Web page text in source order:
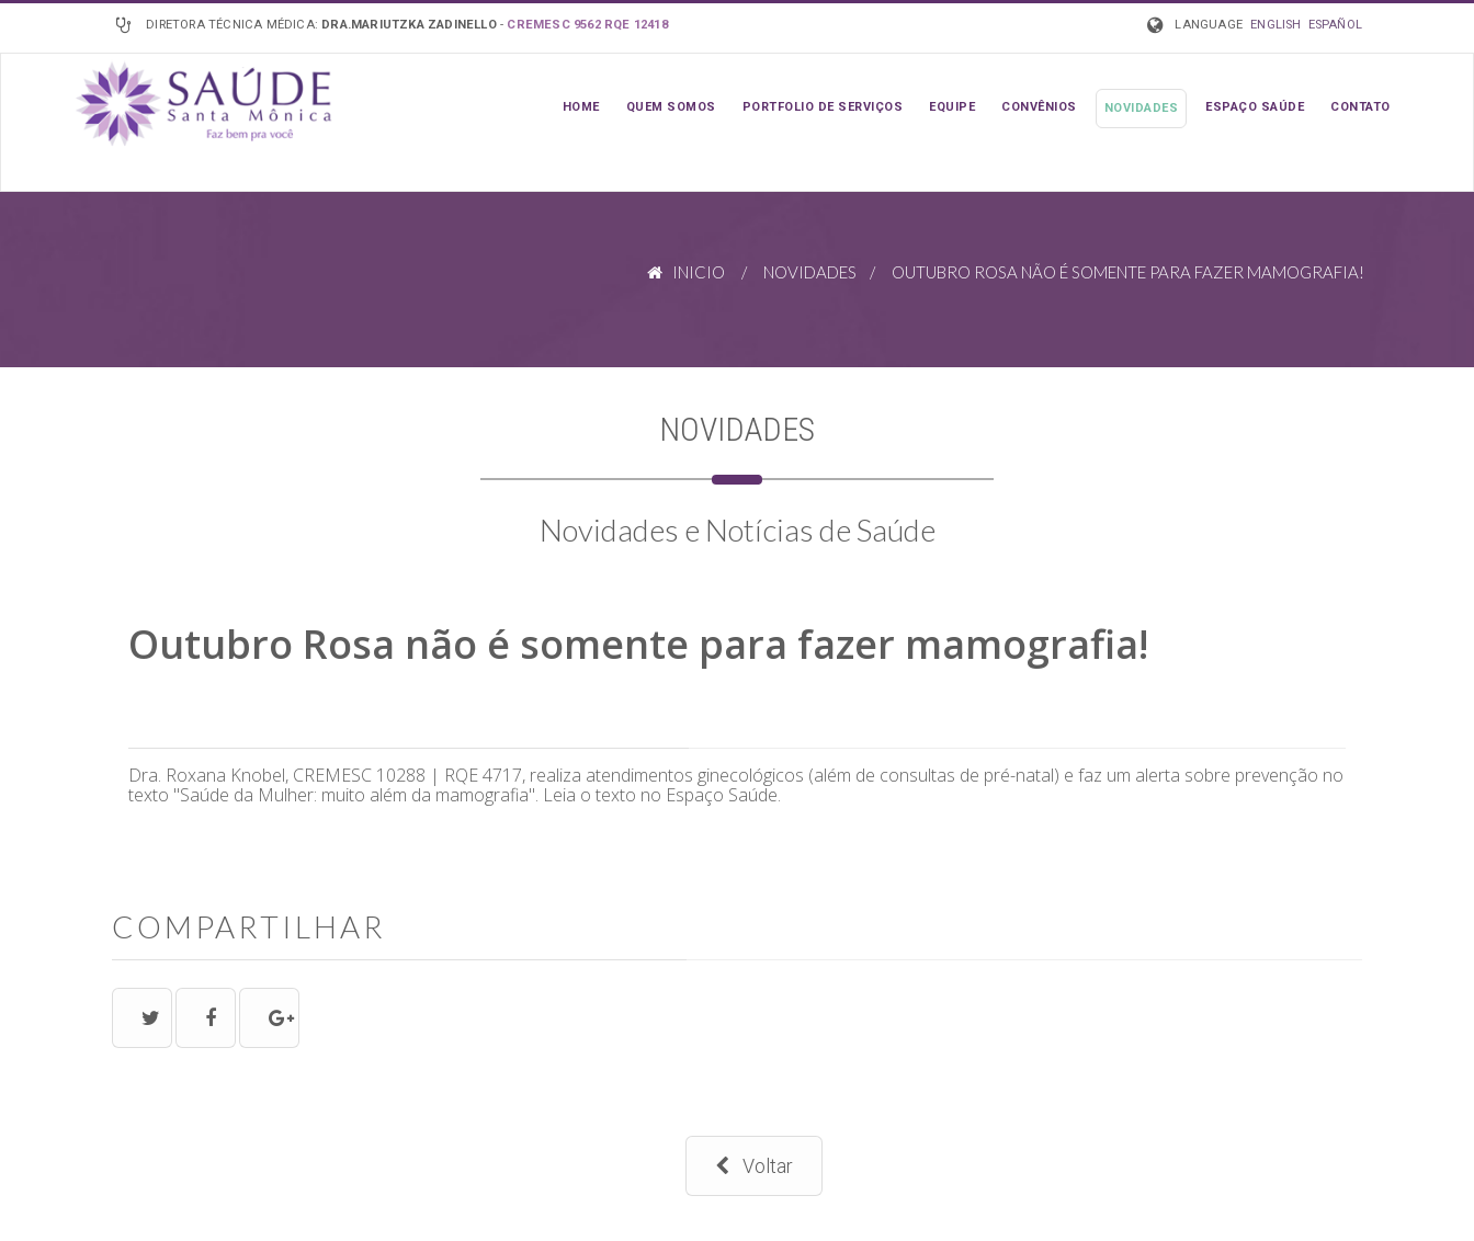
DIRETORA TÉCNICA MÉDICA: DRA.MARIUTZKA ZADINELLO- CREMESC 9562 RQE 12418 LANGUAGE ENGLISH ESPAÑOL
HOME QUEM SOMOS PORTFOLIO DE SERVIÇOS EQUIPE CONVÊNIOS NOVIDADES ESPAÇO SAÚDE CONTATO
INICIO / NOVIDADES / OUTUBRO ROSA NÃO É SOMENTE PARA FAZER MAMOGRAFIA!
NOVIDADES
Novidades e Notícias de Saúde
Outubro Rosa não é somente para fazer mamografia!
Dra. Roxana Knobel, CREMESC 10288 | RQE 4717, realiza atendimentos ginecológicos (além de consultas de pré-natal) e faz um alerta sobre prevenção no
texto "Saúde da Mulher: muito além da mamografia". Leia o texto no Espaço Saúde.
COMPARTILHAR
Voltar